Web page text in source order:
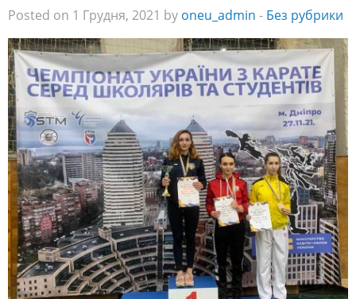
Posted on 1 Грудня, 2021 by oneu_admin - Без рубрики